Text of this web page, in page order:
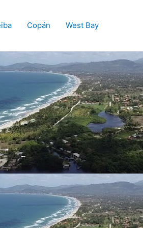
Copán West Bay